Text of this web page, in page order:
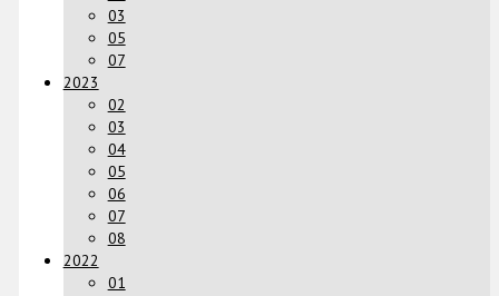
03
05
07
2023
02
03
04
05
06
07
08
2022
01